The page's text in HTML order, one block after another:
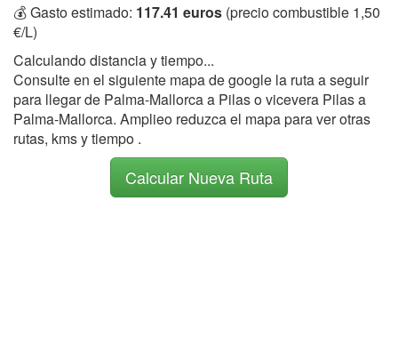
💰 Gasto estimado: 117.41 euros (precio combustible 1,50
€/L)
Calculando distancia y tiempo...
Consulte en el siguiente mapa de google la ruta a seguir
para llegar de Palma-Mallorca a Pilas o vicevera Pilas a
Palma-Mallorca. Amplieo reduzca el mapa para ver otras
rutas, kms y tiempo .
Calcular Nueva Ruta